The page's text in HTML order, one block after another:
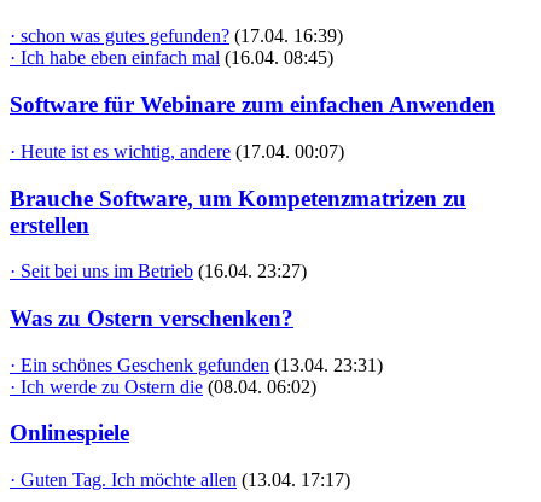
· schon was gutes gefunden? (17.04. 16:39)
· Ich habe eben einfach mal (16.04. 08:45)
Software für Webinare zum einfachen Anwenden
· Heute ist es wichtig, andere (17.04. 00:07)
Brauche Software, um Kompetenzmatrizen zu
erstellen
· Seit bei uns im Betrieb (16.04. 23:27)
Was zu Ostern verschenken?
· Ein schönes Geschenk gefunden (13.04. 23:31)
· Ich werde zu Ostern die (08.04. 06:02)
Onlinespiele
· Guten Tag. Ich möchte allen (13.04. 17:17)